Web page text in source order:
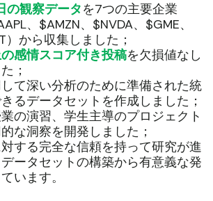
の観察データを7つの主要企業
、$AMZN、$NVDA、$GME、
）から収集しました；
感情スコア付き投稿を欠損値なし
；
して深い分析のために準備された統
るデータセットを作成しました；
の演習、学生主導のプロジェクト
な洞察を開発しました；
する完全な信頼を持って研究が進
ータセットの構築から有意義な発
います。